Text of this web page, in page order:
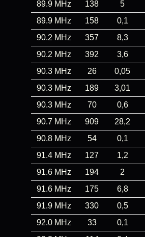
89.9 MHz
138 5
89.9 MHz
158 0,1
90.2 MHz
357 8,3
90.2 MHz
392 3,6
90.3 MHz
26 0,05
90.3 MHz
189 3,01
90.3 MHz
70 0,6
90.7 MHz
909 28,2
90.8 MHz
54 0,1
91.4 MHz
127 1,2
91.6 MHz
194 2
91.6 MHz
175 6,8
91.9 MHz
330 0,5
92.0 MHz
33 0,1